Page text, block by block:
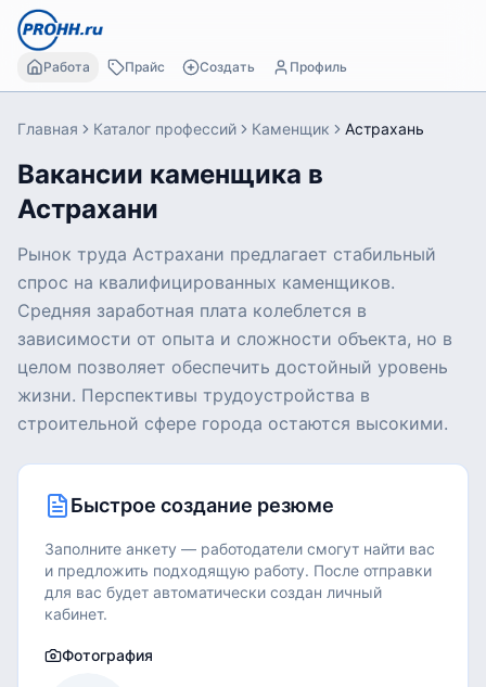
Работа Прайс Создать Профиль
Главная Каталог профессий Каменщик Астрахань
Вакансии каменщика в
Астрахани
Рынок труда Астрахани предлагает стабильный
спрос на квалифицированных каменщиков.
Средняя заработная плата колеблется в
зависимости от опыта и сложности объекта, но в
целом позволяет обеспечить достойный уровень
жизни. Перспективы трудоустройства в
строительной сфере города остаются высокими.
Быстрое создание резюме
Заполните анкету — работодатели смогут найти вас
и предложить подходящую работу. После отправки
для вас будет автоматически создан личный
кабинет.
Фотография